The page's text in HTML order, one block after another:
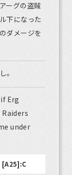
ーグの盗賊
下になった
ダメージを
。
Erg
under
[A25]:C